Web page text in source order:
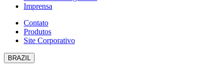
Imprensa
Contato
Produtos
Site Corporativo
BRAZIL